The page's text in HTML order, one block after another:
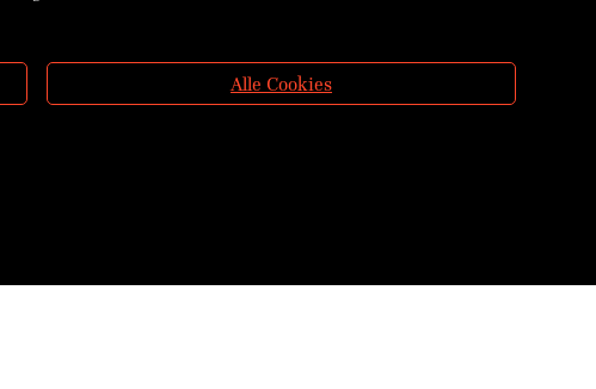
Alle Cookies